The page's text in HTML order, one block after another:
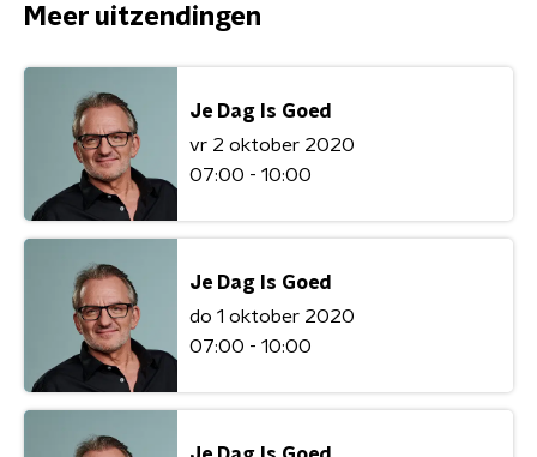
Meer uitzendingen
Je Dag Is Goed
vr 2 oktober 2020
07:00 - 10:00
Je Dag Is Goed
do 1 oktober 2020
07:00 - 10:00